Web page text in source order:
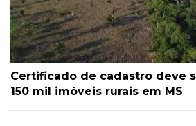
Certificado de cadastro deve
150 mil imóveis rurais em MS